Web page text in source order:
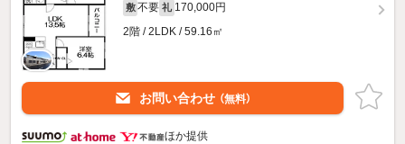
敷 不要 礼 170,000円
2階 / 2LDK / 59.16㎡
お問い合わせ （無料）
ほか提供